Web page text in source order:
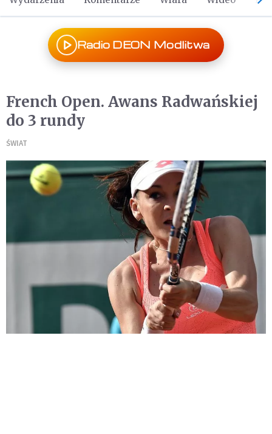
Radio DEON Modlitwa
French Open. Awans Radwańskiej
do 3 rundy
ŚWIAT